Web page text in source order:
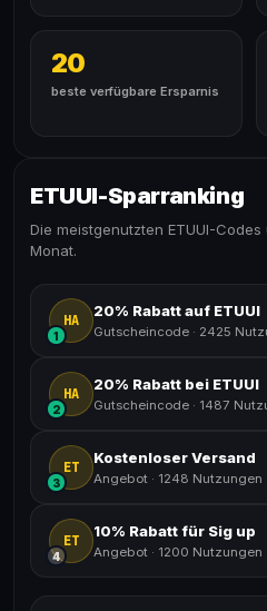
20
beste verfügbare Ersparnis
ETUUI-Sparranking
Die meistgenutzten ETUUI-
Monat.
HA
1
20% Rabatt auf ETUUI
Gutscheincode · 2425
HA
2
20% Rabatt bei ETUUI
Gutscheincode · 1487
ET
3
Kostenloser Versand
Angebot · 1248 Nutzungen
ET
4
10% Rabatt für Sig up
Angebot · 1200 Nutzungen